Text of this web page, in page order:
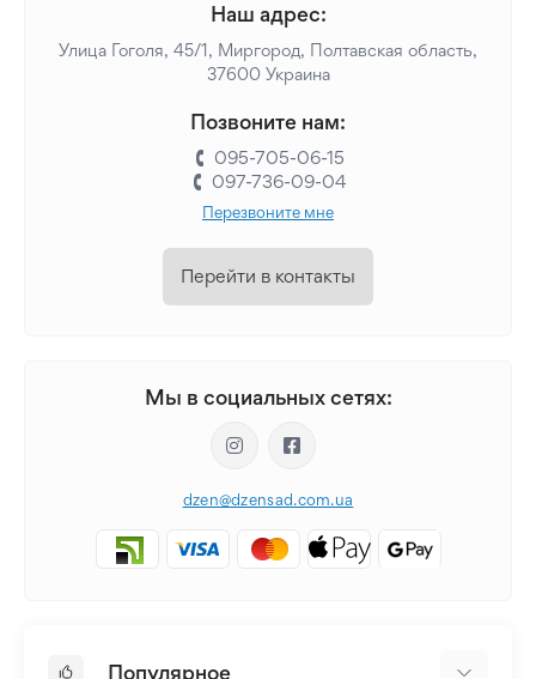
Наш адрес:
Улица Гоголя, 45/1, Миргород, Полтавская область,
37600 Украина
Позвоните нам:
095-705-06-15
097-736-09-04
Перезвоните мне
Перейти в контакты
Мы в социальных сетях:
dzen@dzensad.com.ua
Популярное